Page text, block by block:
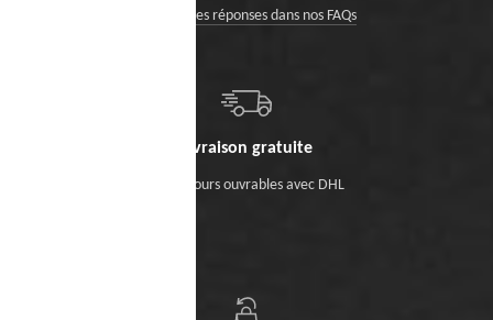
trouvez des réponses dans nos FAQs
Livraison gratuite
Sous 5 jours ouvrables avec DHL